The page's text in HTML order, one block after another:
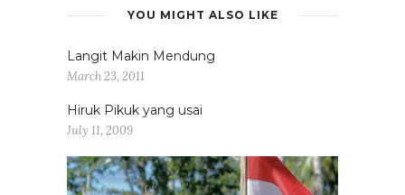
YOU MIGHT ALSO LIKE
Langit Makin Mendung
March 23, 2011
Hiruk Pikuk yang usai
July 11, 2009